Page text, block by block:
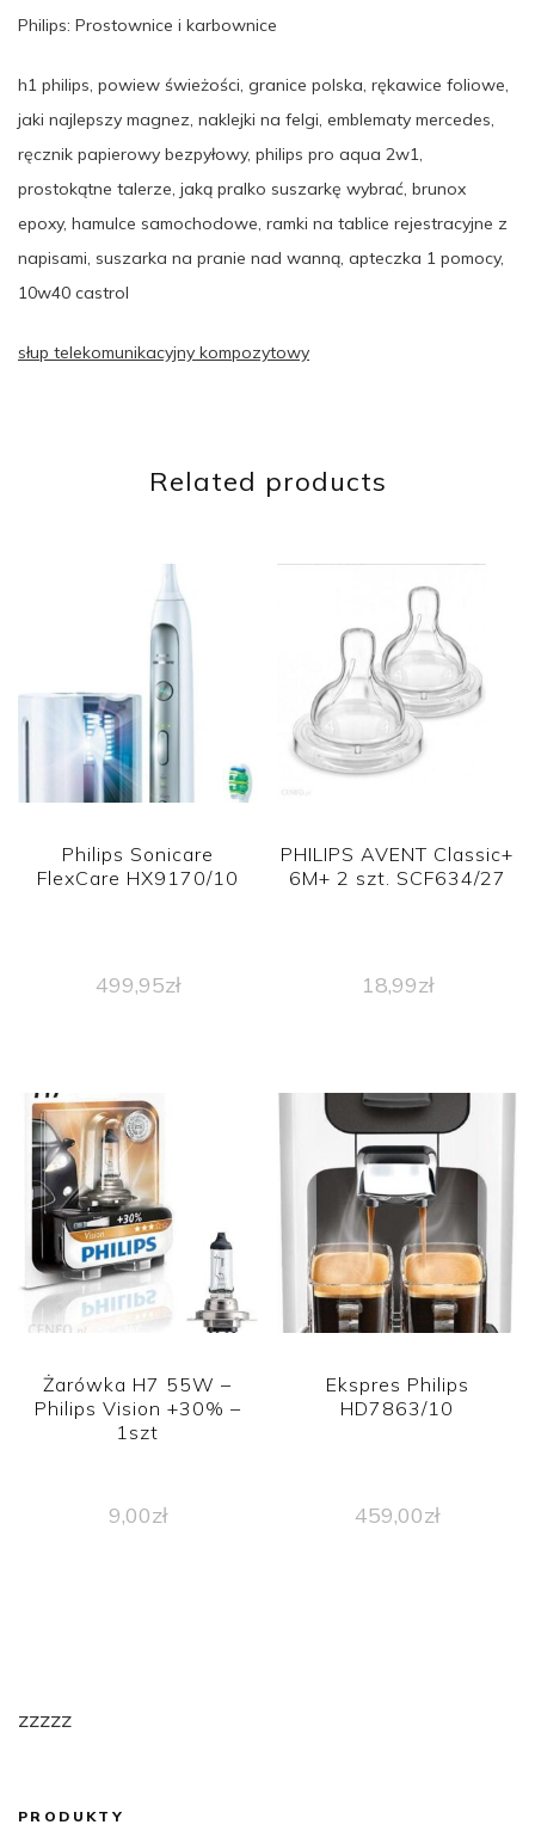
Philips: Prostownice i karbownice
h1 philips, powiew świeżości, granice polska, rękawice foliowe,
jaki najlepszy magnez, naklejki na felgi, emblematy mercedes,
ręcznik papierowy bezpyłowy, philips pro aqua 2w1,
prostokątne talerze, jaką pralko suszarkę wybrać, brunox
epoxy, hamulce samochodowe, ramki na tablice rejestracyjne z
napisami, suszarka na pranie nad wanną, apteczka 1 pomocy,
10w40 castrol
słup telekomunikacyjny kompozytowy
Related products
Philips Sonicare
FlexCare HX9170/10
499,95zł
PHILIPS AVENT Classic+
6M+ 2 szt. SCF634/27
18,99zł
Żarówka H7 55W –
Philips Vision +30% –
1szt
9,00zł
Ekspres Philips
HD7863/10
459,00zł
zzzzz
PRODUKTY